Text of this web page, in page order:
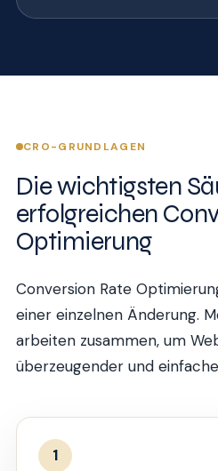
CRO-GRUNDLAGEN
Die wichtigsten
erfolgreichen
Optimierung
Conversion Rate
einer einzelnen Änderung.
arbeiten zusammen, um
überzeugender und
1